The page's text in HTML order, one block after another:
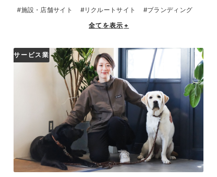
#施設・店舗サイト
#リクルートサイト #ブランディング
全てを表示 +
サービス業